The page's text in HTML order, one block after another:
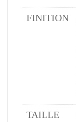
FINITION
TAILLE